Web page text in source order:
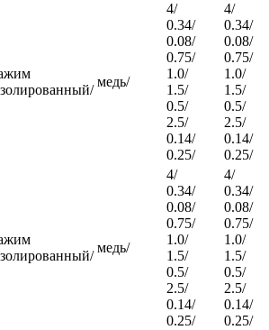
медь/
4/
0.34/
0.08/
0.75/
1.0/
1.5/
0.5/
2.5/
0.14/
0.25/
4/
0.34/
0.08/
0.75/
1.0/
1.5/
0.5/
2.5/
0.14/
0.25/
медь/
4/
0.34/
0.08/
0.75/
1.0/
1.5/
0.5/
2.5/
0.14/
0.25/
4/
0.34/
0.08/
0.75/
1.0/
1.5/
0.5/
2.5/
0.14/
0.25/